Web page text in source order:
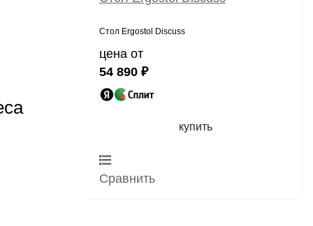
Стол Ergostol Discuss
цена от
54 890 ₽
купить
Сравнить